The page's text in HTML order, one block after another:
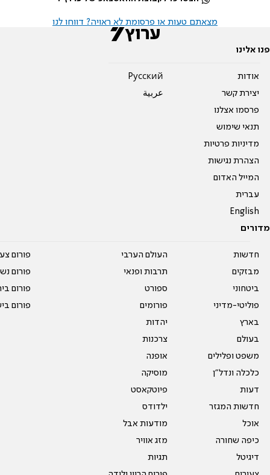
מצאתם טעות או פרסומת לא ראויה? דווחו לנו
פנו אלינו
אודות
יצירת קשר
פרסמו אצלנו
תנאי שימוש
מדיניות פרטיות
הצהרת נגישות
המייל האדום
עברית
English
Pусский
عربية
מדורים
חדשות
מבזקים
ביטחוני
פוליטי-מדיני
בארץ
בעולם
משפט ופלילים
כלכלה ונדל"ן
דעות
חדשות המגזר
אוכל
כיפה שחורה
דיגיטל
העולם הערבי
תרבות ופנאי
ספורט
פורומים
יהדות
צרכנות
אופנה
מוסיקה
פיוטקאסט
ילדודס
מודעות אבל
מזג אוויר
תגיות
פורום
פורום
פורום
פורום